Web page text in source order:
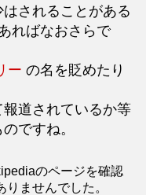
はされることがある
ればなおさらで
ー の名を貶めたり
道されているか等
ですね。
のページを確認
ませんでした。